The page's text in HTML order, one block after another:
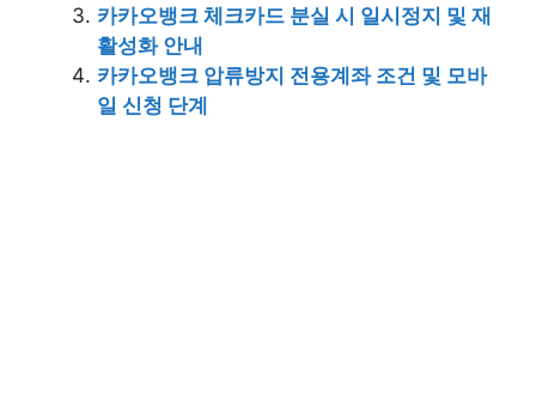
카카오뱅크 체크카드 분실 시 일시정지 및 재
활성화 안내
카카오뱅크 압류방지 전용계좌 조건 및 모바
일 신청 단계